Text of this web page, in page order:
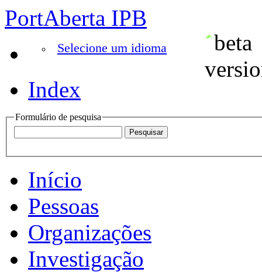
PortAberta IPB
Selecione um idioma
Index
Formulário de pesquisa
Início
Pessoas
Organizações
Investigação